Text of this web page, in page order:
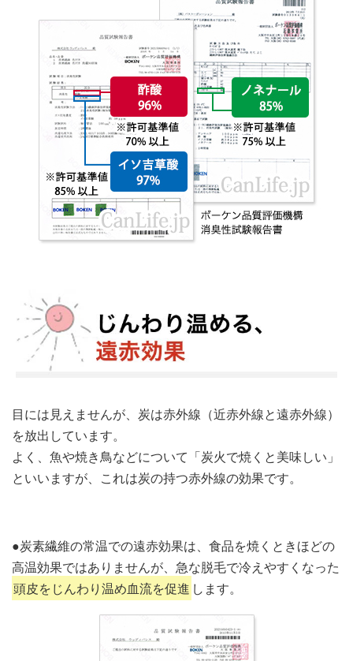
目には見えませんが、炭は赤外線（近赤外線と遠赤外線）
を放出しています。
よく、魚や焼き鳥などについて「炭火で焼くと美味しい」
といいますが、これは炭の持つ赤外線の効果です。
●炭素繊維の常温での遠赤効果は、食品を焼くときほどの
高温効果ではありませんが、急な脱毛で冷えやすくなった
頭皮をじんわり温め血流を促進 します。